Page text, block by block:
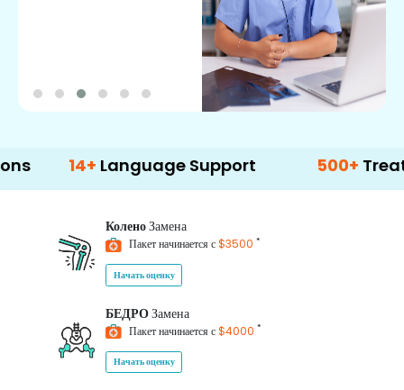
14+ Language Support 500+ Treatment
КоленоЗамена
Пакет начинается с$3500 *
Начать оценку
БЕДРОЗамена
Пакет начинается с$4000 *
Начать оценку